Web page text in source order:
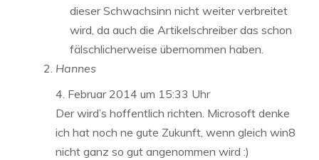
dieser Schwachsinn nicht weiter verbreitet
wird, da auch die Artikelschreiber das schon
fälschlicherweise übernommen haben.
Hannes
4. Februar 2014 um 15:33 Uhr
Der wird’s hoffentlich richten. Microsoft denke
ich hat noch ne gute Zukunft, wenn gleich win8
nicht ganz so gut angenommen wird :)